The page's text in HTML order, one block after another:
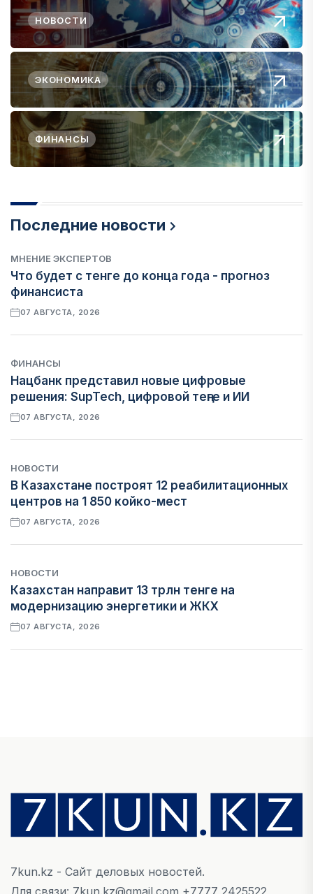
НОВОСТИ
ЭКОНОМИКА
ФИНАНСЫ
Последние новости
МНЕНИЕ ЭКСПЕРТОВ
Что будет с тенге до конца года - прогноз
финансиста
07 АВГУСТА, 2026
ФИНАНСЫ
Нацбанк представил новые цифровые
решения: SupTech, цифровой теңге и ИИ
07 АВГУСТА, 2026
НОВОСТИ
В Казахстане построят 12 реабилитационных
центров на 1 850 койко-мест
07 АВГУСТА, 2026
НОВОСТИ
Казахстан направит 13 трлн тенге на
модернизацию энергетики и ЖКХ
07 АВГУСТА, 2026
Денежно-кредитная политика влияет не
только на спрос, но и на предложение труда
07 АВГУСТА, 2026
НОВОСТИ
7kun.kz - Сайт деловых новостей.